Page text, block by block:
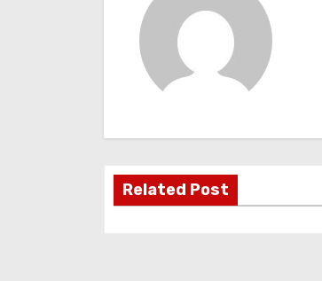
i
n
Related Post